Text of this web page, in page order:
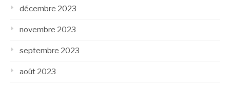
décembre 2023
novembre 2023
septembre 2023
août 2023